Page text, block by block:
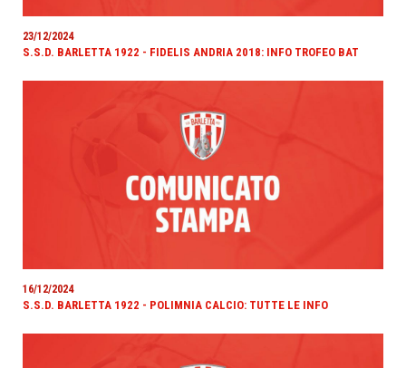
23/12/2024
S.S.D. BARLETTA 1922 - FIDELIS ANDRIA 2018: INFO TROFEO BAT
16/12/2024
S.S.D. BARLETTA 1922 - POLIMNIA CALCIO: TUTTE LE INFO